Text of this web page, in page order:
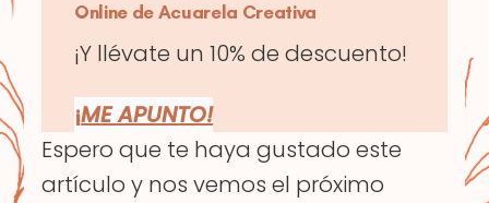
Online de Acuarela Creativa
¡Y llévate un 10% de descuento!
¡ME APUNTO!
Espero que te haya gustado este
artículo y nos vemos el próximo